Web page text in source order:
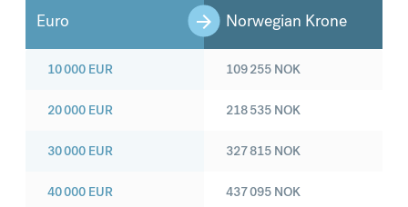
Euro Norwegian Krone
10 000 EUR
20 000 EUR
30 000 EUR
40 000 EUR
109 255 NOK
218 535 NOK
327 815 NOK
437 095 NOK